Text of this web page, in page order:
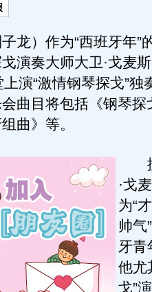
）作为“西班牙年”
演奏大师大卫·戈麦
演“激情钢琴探戈”独
曲目将包括《钢琴探
曲》等。
据
·戈
为“
帅气
牙青
他尤
戈”